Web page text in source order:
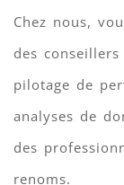
Chez nous,
des
pilotage de
analyses de
des
renoms.